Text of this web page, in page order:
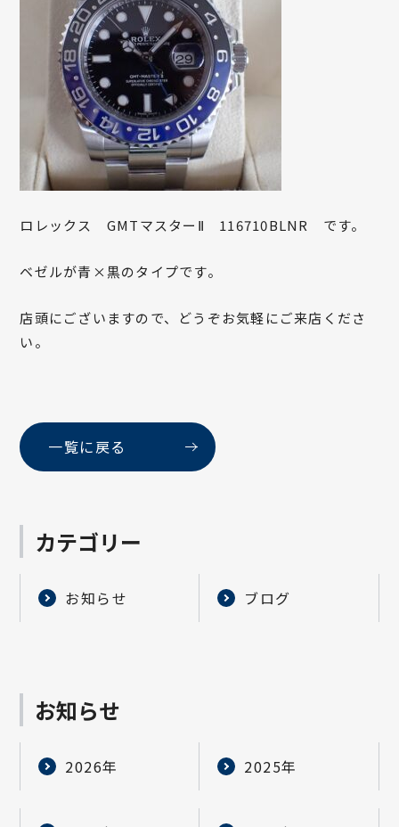
ロレックス GMTマスターⅡ 116710BLNR です。
ベゼルが青×黒のタイプです。
店頭にございますので、どうぞお気軽にご来店くださ
い。
一覧に戻る
カテゴリー
お知らせ ブログ
お知らせ
2026年 2025年